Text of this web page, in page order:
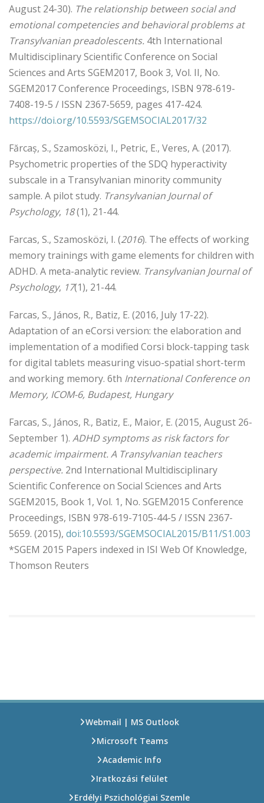
August 24-30). The relationship between social and
emotional competencies and behavioral problems at
Transylvanian preadolescents. 4th International
Multidisciplinary Scientific Conference on Social
Sciences and Arts SGEM2017, Book 3, Vol. II, No.
SGEM2017 Conference Proceedings, ISBN 978-619-
7408-19-5 / ISSN 2367-5659, pages 417-424.
https://doi.org/10.5593/SGEMSOCIAL2017/32
Fărcaș, S., Szamosközi, I., Petric, E., Veres, A. (2017).
Psychometric properties of the SDQ hyperactivity
subscale in a Transylvanian minority community
sample. A pilot study. Transylvanian Journal of
Psychology, 18(1), 21-44.
Farcas, S., Szamosközi, I. (2016). The effects of working
memory trainings with game elements for children with
ADHD. A meta-analytic review. Transylvanian Journal of
Psychology, 17(1), 21-44.
Farcas, S., János, R., Batiz, E. (2016, July 17-22).
Adaptation of an eCorsi version: the elaboration and
implementation of a modified Corsi block-tapping task
for digital tablets measuring visuo-spatial short-term
and working memory. 6th International Conference on
Memory, ICOM-6, Budapest, Hungary
Farcas, S., János, R., Batiz, E., Maior, E. (2015, August 26-
September 1). ADHD symptoms as risk factors for
academic impairment. A Transylvanian teachers
perspective. 2nd International Multidisciplinary
Scientific Conference on Social Sciences and Arts
SGEM2015, Book 1, Vol. 1, No. SGEM2015 Conference
Proceedings, ISBN 978-619-7105-44-5 / ISSN 2367-
5659. (2015), doi:10.5593/SGEMSOCIAL2015/B11/S1.003
*SGEM 2015 Papers indexed in ISI Web Of Knowledge,
Thomson Reuters
Webmail | MS Outlook
Microsoft Teams
Academic Info
Iratkozási felület
Erdélyi Pszichológiai Szemle